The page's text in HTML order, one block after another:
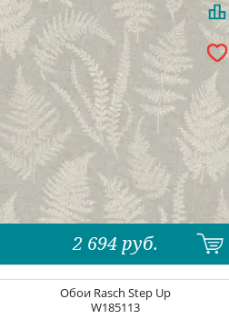
2 694 руб.
Обои Rasch Step Up
W185113